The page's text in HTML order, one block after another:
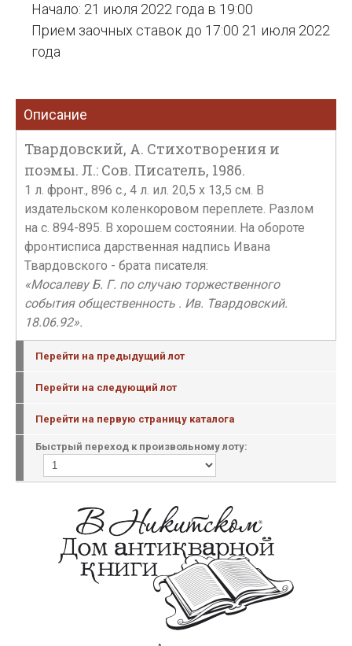
Начало: 21 июля 2022 года в 19:00
Прием заочных ставок до 17:00 21 июля 2022
года
Описание
Твардовский, А. Стихотворения и
поэмы. Л.: Сов. Писатель, 1986.
1 л. фронт., 896 с., 4 л. ил. 20,5 х 13,5 см. В
издательском коленкоровом переплете. Разлом
на с. 894-895. В хорошем состоянии. На обороте
фронтисписа дарственная надпись Ивана
Твардовского - брата писателя:
«Мосалеву Б. Г. по случаю торжественного
события общественность . Ив. Твардовский.
18.06.92».
Перейти на предыдущий лот
Перейти на следующий лот
Перейти на первую страницу каталога
Быстрый переход к произвольному лоту: